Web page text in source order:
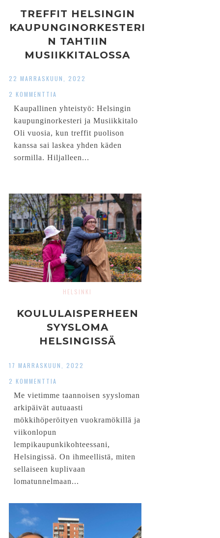
TREFFIT HELSINGIN
KAUPUNGINORKESTERI
N TAHTIIN
MUSIIKKITALOSSA
22 MARRASKUUN, 2022
2 KOMMENTTIA
Kaupallinen yhteistyö: Helsingin
kaupunginorkesteri ja Musiikkitalo
Oli vuosia, kun treffit puolison
kanssa sai laskea yhden käden
sormilla. Hiljalleen...
HELSINKI
KOULULAISPERHEEN
SYYSLOMA
HELSINGISSÄ
17 MARRASKUUN, 2022
2 KOMMENTTIA
Me vietimme taannoisen syysloman
arkipäivät autuaasti
mökkihöperöityen vuokramökillä ja
viikonlopun
lempikaupunkikohteessani,
Helsingissä. On ihmeellistä, miten
sellaiseen kuplivaan
lomatunnelmaan...